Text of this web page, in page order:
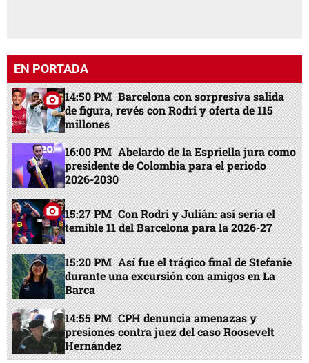
EN PORTADA
14:50 PM Barcelona con sorpresiva salida
de figura, revés con Rodri y oferta de 115
millones
16:00 PM Abelardo de la Espriella jura como
presidente de Colombia para el periodo
2026-2030
15:27 PM Con Rodri y Julián: así sería el
temible 11 del Barcelona para la 2026-27
15:20 PM Así fue el trágico final de Stefanie
durante una excursión con amigos en La
Barca
14:55 PM CPH denuncia amenazas y
presiones contra juez del caso Roosevelt
Hernández